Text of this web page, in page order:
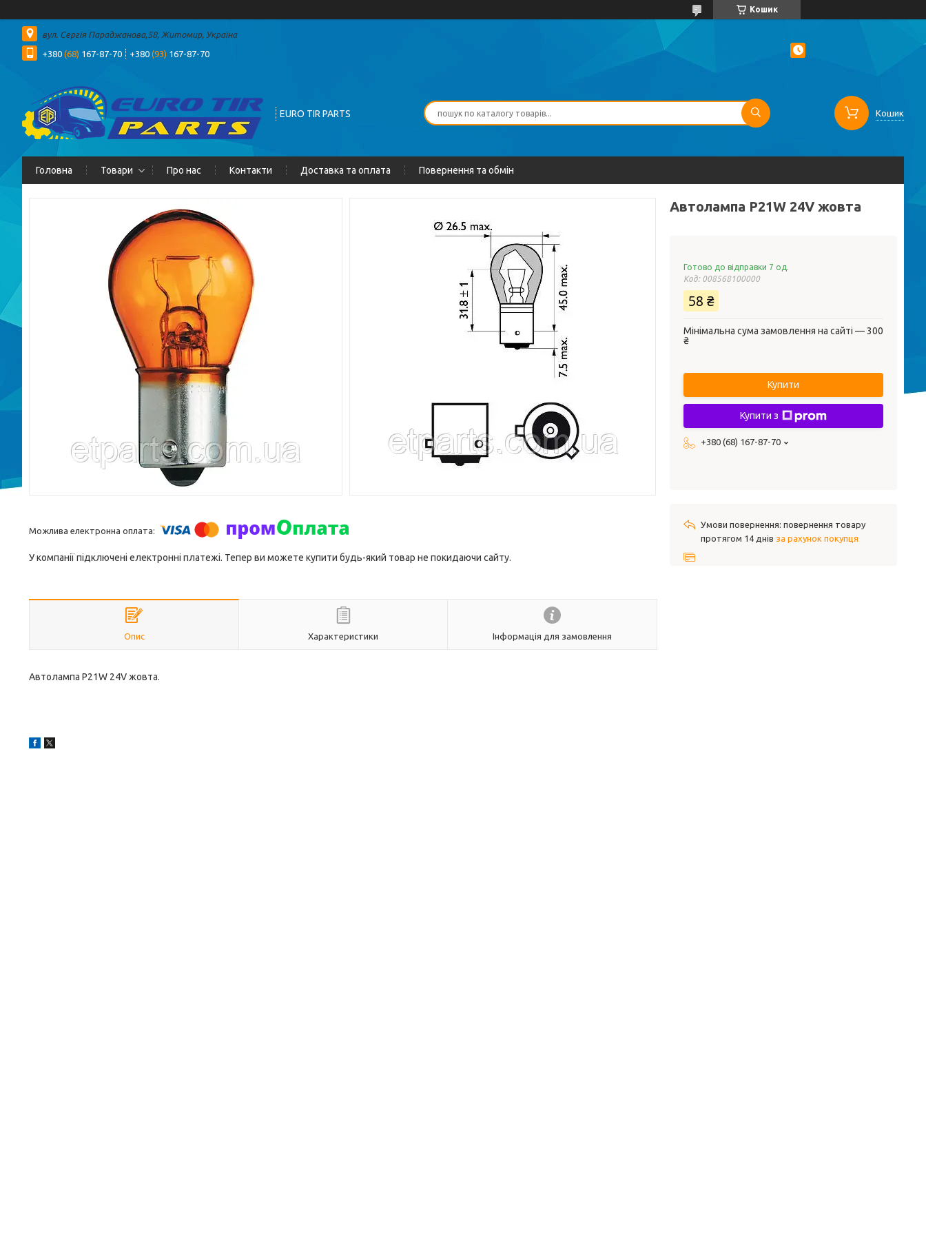
Кошик
вул. Сергія Параджанова,58, Житомир, Україна
+380 (68) 167-87-70 +380 (93) 167-87-70
EURO TIR PARTS Кошик
Головна Товари Про нас Контакти Доставка та оплата Повернення та обмін
У компанії підключені електронні платежі. Тепер ви можете купити будь-який товар не покидаючи сайту.
Опис Характеристики Інформація для замовлення
Автолампа P21W 24V жовта.
Автолампа P21W 24V жовта
Готово до відправки 7 од.
Код: 008568100000
58 ₴
Мінімальна сума замовлення на сайті — 300
₴
Купити
Купити з
+380 (68) 167-87-70
повернення товару
протягом 14 днів за рахунок покупця